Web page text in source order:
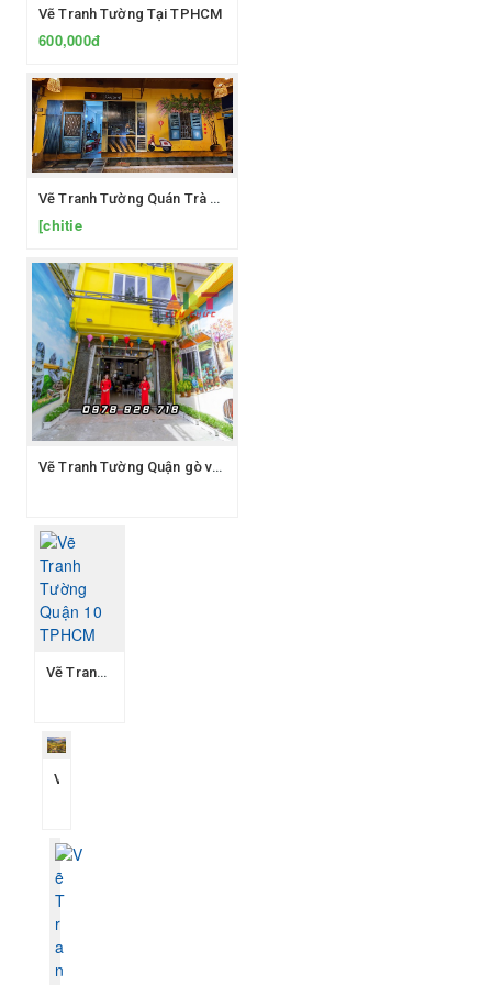
Vẽ Tranh Tường Tại TPHCM
600,000đ
Vẽ Tranh Tường Quán Trà Sữa Quận 12 TPHCM
[chitie
Vẽ Tranh Tường Quận gò vấp tphcm
Vẽ Tranh Tường Quận 10 TPHCM